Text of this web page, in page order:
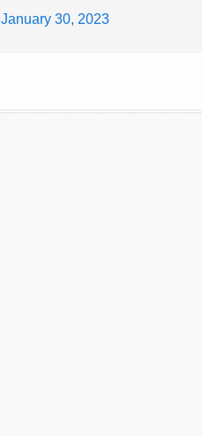
January 30, 2023